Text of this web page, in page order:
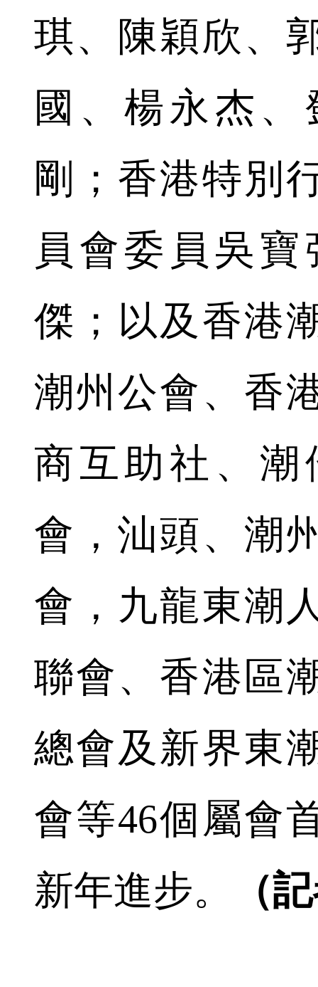
琪、陳穎欣、
國、楊永杰
剛；香港特別
員會委員吳
傑；以及香港
潮州公會、香
商互助社、
會，汕頭、潮
會，九龍東潮
聯會、香港區
總會及新界東
會等46個屬會
新年進步。
（